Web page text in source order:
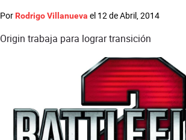
Por Rodrigo Villanueva el 12 de Abril, 2014
Origin trabaja para lograr transición